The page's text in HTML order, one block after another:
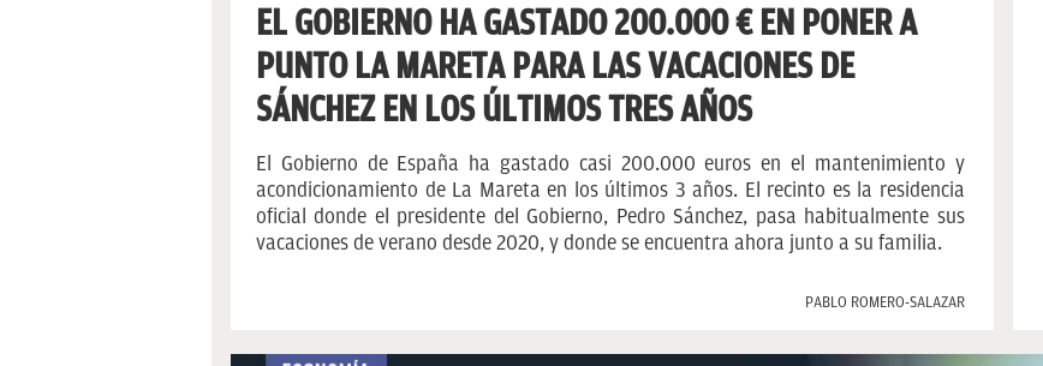
EL GOBIERNO HA GASTADO 200.000 € EN PONER A
PUNTO LA MARETA PARA LAS VACACIONES DE
SÁNCHEZ EN LOS ÚLTIMOS TRES AÑOS
El Gobierno de España ha gastado casi 200.000 euros en el mantenimiento y
acondicionamiento de La Mareta en los últimos 3 años. El recinto es la residencia
oficial donde el presidente del Gobierno, Pedro Sánchez, pasa habitualmente sus
vacaciones de verano desde 2020, y donde se encuentra ahora junto a su familia.
PABLO ROMERO-SALAZAR